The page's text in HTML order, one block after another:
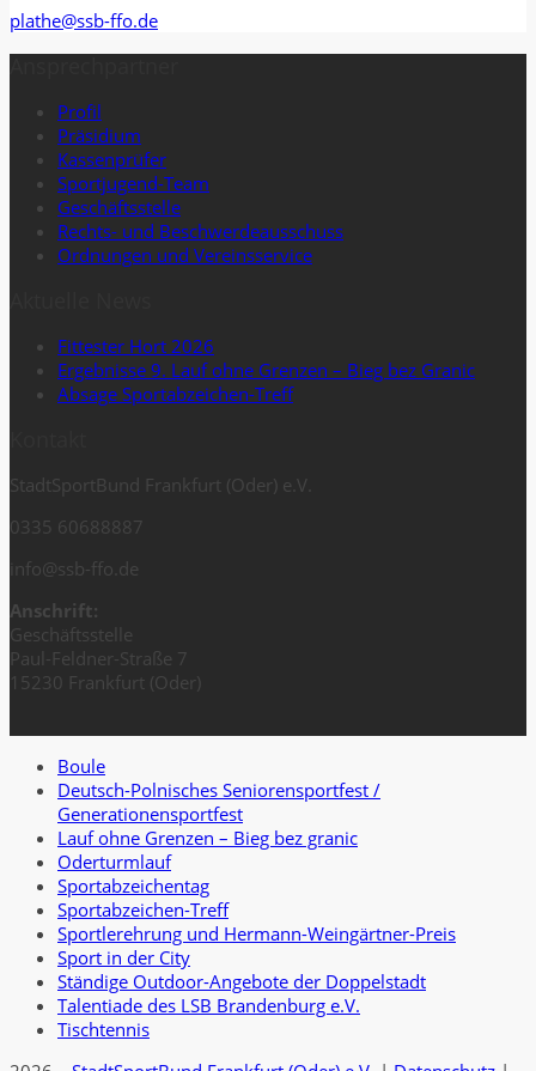
plathe@ssb-ffo.de
Profil
Präsidium
Kassenprüfer
Sportjugend-Team
Geschäftsstelle
Rechts- und Beschwerdeausschuss
Ordnungen und Vereinsservice
Fittester Hort 2026
Ergebnisse 9. Lauf ohne Grenzen – Bieg bez Granic
Absage Sportabzeichen-Treff
StadtSportBund Frankfurt (Oder) e.V.
0335 60688887
info@ssb-ffo.de
Anschrift:
Geschäftsstelle
Paul-Feldner-Straße 7
15230 Frankfurt (Oder)
Boule
Deutsch-Polnisches Seniorensportfest /
Generationensportfest
Lauf ohne Grenzen – Bieg bez granic
Oderturmlauf
Sportabzeichentag
Sportabzeichen-Treff
Sportlerehrung und Hermann-Weingärtner-Preis
Sport in der City
Ständige Outdoor-Angebote der Doppelstadt
Talentiade des LSB Brandenburg e.V.
Tischtennis